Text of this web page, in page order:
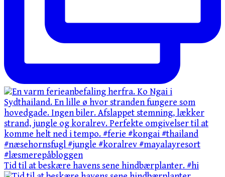
Tid til at beskære havens sene hindbærplanter. #hi